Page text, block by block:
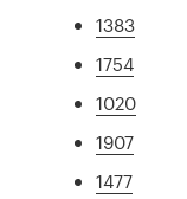
1383
1754
1020
1907
1477